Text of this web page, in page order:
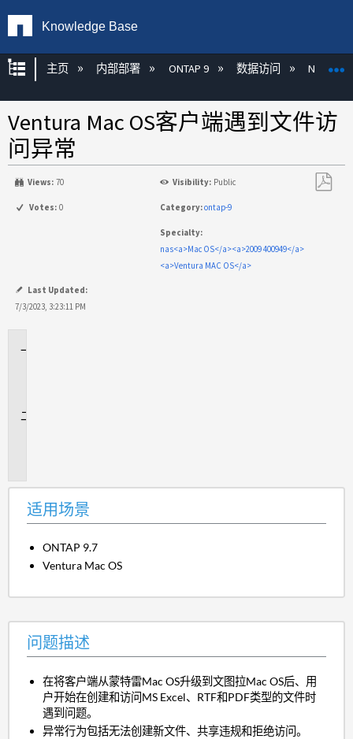
Knowledge Base
扩展/隐缩全局层次
主页 内部部署 ONTAP 9 数据访问 NAS
Ventura Mac OS客户端遇到文件访
问异常
Views: 70 Visibility: Public
Votes: 0 Category:ontap-9
Specialty:
nas<a>Mac OS</a><a>2009 400949</a>
<a>Ventura MAC OS</a>
Last Updated:
7/3/2023, 3:23:11 PM
适用场景
ONTAP 9.7
Ventura Mac OS
问题描述
在将客户端从蒙特雷Mac OS升级到文图拉Mac OS后、用
户开始在创建和访问MS Excel、RTF和PDF类型的文件时
遇到问题。
异常行为包括无法创建新文件、共享违规和拒绝访问。